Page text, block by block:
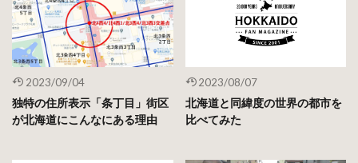
2023/09/04
独特の住所表示「条丁目」街区
が北海道にこんなにある理由
2023/08/07
北海道と同緯度の世界の都市を
比べてみた